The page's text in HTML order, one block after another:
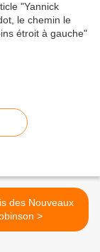
des Nouveaux
Robinson >